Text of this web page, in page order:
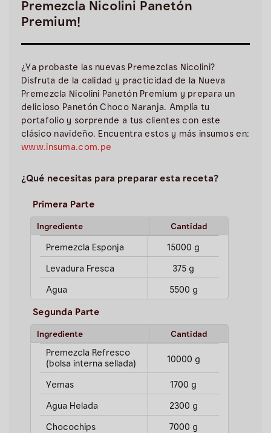
Premezcla Nicolini Panetón
Premium!
¿Ya probaste las nuevas Premezclas Nicolini?
Disfruta de la calidad y practicidad de la Nueva
Premezcla Nicolini Panetón Premium y prepara un
delicioso Panetón Choco Naranja. Amplía tu
portafolio y sorprende a tus clientes con este
clásico navideño. Encuentra estos y más insumos en:
www.insuma.com.pe
¿Qué necesitas para preparar esta receta?
Primera Parte
Ingrediente Cantidad
Premezcla Esponja 15000 g
Levadura Fresca 375 g
Agua 5500 g
Segunda Parte
Ingrediente Cantidad
Premezcla Refresco
(bolsa interna sellada)
10000 g
Yemas 1700 g
Agua Helada 2300 g
Chocochips 7000 g